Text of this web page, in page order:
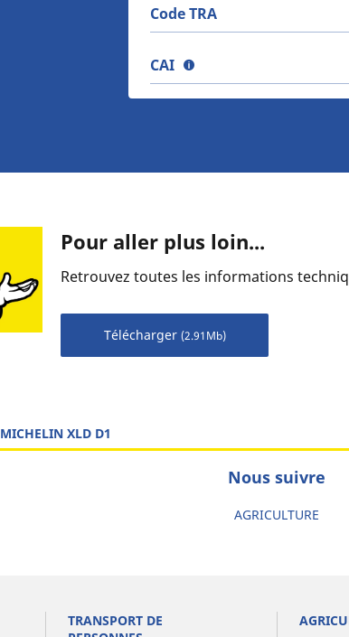
Code TRA
CAI
Pour aller plus loin...
Retrouvez toutes les informations
Télécharger (2.91Mb)
MICHELIN XLD D1
Nous suivre
AGRICULTURE
TRANSPORT DE